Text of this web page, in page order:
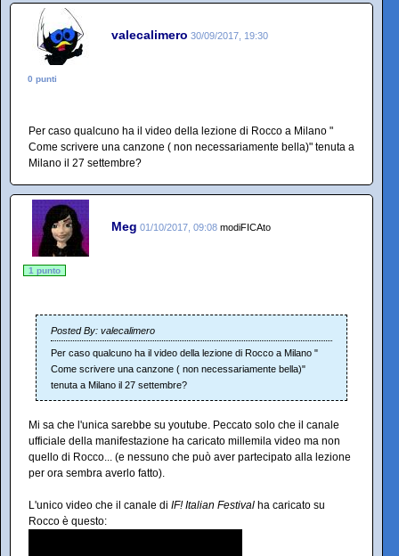
valecalimero 30/09/2017, 19:30
0 punti
Per caso qualcuno ha il video della lezione di Rocco a Milano "
Come scrivere una canzone ( non necessariamente bella)" tenuta a
Milano il 27 settembre?
Meg 01/10/2017, 09:08 modiFICAto
1 punto
Posted By: valecalimero
Per caso qualcuno ha il video della lezione di Rocco a Milano "
Come scrivere una canzone ( non necessariamente bella)"
tenuta a Milano il 27 settembre?
Mi sa che l'unica sarebbe su youtube. Peccato solo che il canale
ufficiale della manifestazione ha caricato millemila video ma non
quello di Rocco... (e nessuno che può aver partecipato alla lezione
per ora sembra averlo fatto).
L'unico video che il canale di IF! Italian Festival ha caricato su
Rocco è questo: